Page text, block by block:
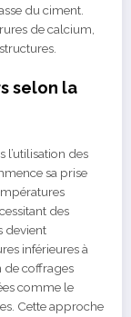
du ciment.
de calcium,
selon la
l’utilisation des
sa prise
des
devient
inférieures à
de coffrages
comme le
Cette approche